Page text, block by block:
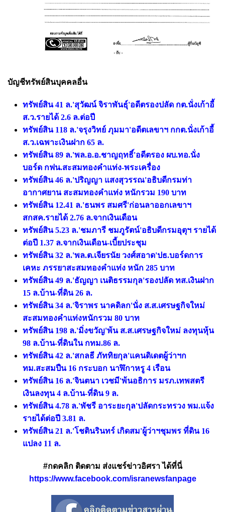
บัญชีทรัพย์สินบุคคลอื่น
ทรัพย์สิน 41 ล.'สุวัฒน์ จิราพันธุ์'อดีตรองปลัด กต.นั่งเก้าอี้
ส.ว.รายได้ 2.6 ล.ต่อปี
ทรัพย์สิน 118 ล.'จรุงวิทย์ ภุมมา'อดีตเลขาฯ กกต.นั่งเก้าอี้
ส.ว.เฉพาะเงินฝาก 65 ล.
ทรัพย์สิน 89 ล.'พล.อ.อ.ชาญฤทธิ์'อดีตรอง ผบ.ทอ.นั่ง
บอร์ด กฟน.สะสมทองคำแท่ง-พระเครื่อง
ทรัพย์สิน 46 ล.'ปริญญา แสงสุวรรณ'อธิบดีกรมท่า
อากาศยาน สะสมทองคำแท่ง หนักรวม 190 บาท
ทรัพย์สิน 12.41 ล.'ธนพร สมศรี'ก่อนลาออกเลขาฯ
สกสค.รายได้ 2.76 ล.จากเงินเดือน
ทรัพย์สิน 5.23 ล.'ชมภารี ชมภูรัตน์'อธิบดีกรมอุตุฯ รายได้
ต่อปี 1.37 ล.จากเงินเดือน-เบี้ยประชุม
ทรัพย์สิน 32 ล.'พล.ต.เจียรนัย วงศ์สอาด'ปธ.บอร์ดการ
เคหะ ภรรยาสะสมทองคำแท่ง หนัก 285 บาท
ทรัพย์สิน 49 ล.'ธัญญา เนติธรรมกุล'รองปลัด ทส.เงินฝาก
15 ล.บ้าน-ที่ดิน 26 ล.
ทรัพย์สิน 34 ล.'จิราพร นาคดิลก'นั่ง ส.ส.เศรษฐกิจใหม่
สะสมทองคำแท่งหนักรวม 80 บาท
ทรัพย์สิน 198 ล.'มิ่งขวัญ'พ้น ส.ส.เศรษฐกิจใหม่ ลงทุนหุ้น
98 ล.บ้าน-ที่ดินใน กทม.86 ล.
ทรัพย์สิน 42 ล.'สกลธี ภัททิยกุล'แคนดิเดตผู้ว่าฯก
ทม.สะสมปืน 16 กระบอก นาฬิกาหรู 4 เรือน
ทรัพย์สิน 16 ล.'จินตนา เวชมี'พ้นอธิการ มรภ.เทพสตรี
เงินลงทุน 4 ล.บ้าน-ที่ดิน 9 ล.
ทรัพย์สิน 4.78 ล.'พัชรี อาระยะกุล'ปลัดกระทรวง พม.แจ้ง
รายได้ต่อปี 3.81 ล.
ทรัพย์สิน 21 ล.'โชตินรินทร์ เกิดสม'ผู้ว่าฯชุมพร ที่ดิน 16
แปลง 11 ล.
#กดคลิก ติดตาม ส่งแชร์ข่าวอิศรา ได้ที่นี่
https://www.facebook.com/isranewsfanpage